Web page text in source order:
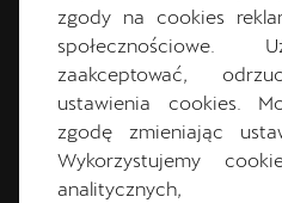
Bezprzewodowa
System
dostępu do
System audio 6
Kubełkowe fotele z
przednich foteli, fotel
elektryczną regulacją
zgody na cookies
społecznościowe.
zaakceptować,
ustawienia cookies.
zgodę zmieniając
Wykorzystujemy
analitycznych,